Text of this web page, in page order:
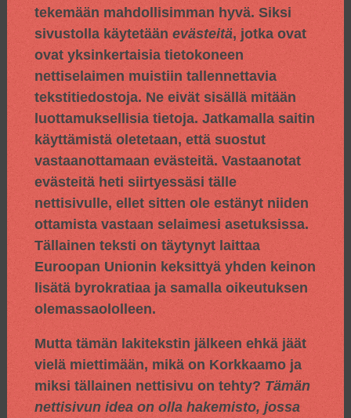
tekemään mahdollisimman hyvä. Siksi
sivustolla käytetään evästeitä, jotka ovat
ovat yksinkertaisia tietokoneen
nettiselaimen muistiin tallennettavia
tekstitiedostoja. Ne eivät sisällä mitään
luottamuksellisia tietoja. Jatkamalla saitin
käyttämistä oletetaan, että suostut
vastaanottamaan evästeitä. Vastaanotat
evästeitä heti siirtyessäsi tälle
nettisivulle, ellet sitten ole estänyt niiden
ottamista vastaan selaimesi asetuksissa.
Tällainen teksti on täytynyt laittaa
Euroopan Unionin keksittyä yhden keinon
lisätä byrokratiaa ja samalla oikeutuksen
olemassaololleen.
Mutta tämän lakitekstin jälkeen ehkä jäät
vielä miettimään, mikä on Korkkaamo ja
miksi tällainen nettisivu on tehty? Tämän
nettisivun idea on olla hakemisto, jossa